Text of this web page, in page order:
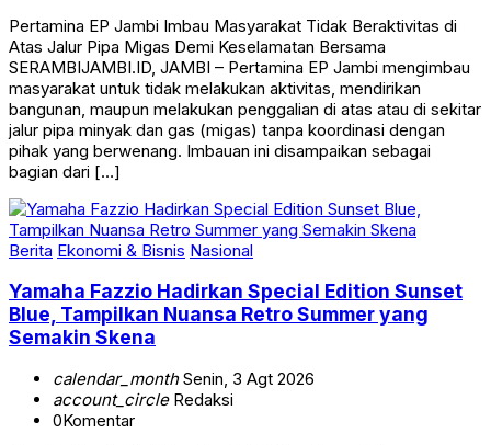
Pertamina EP Jambi Imbau Masyarakat Tidak Beraktivitas di
Atas Jalur Pipa Migas Demi Keselamatan Bersama
SERAMBIJAMBI.ID, JAMBI – Pertamina EP Jambi mengimbau
masyarakat untuk tidak melakukan aktivitas, mendirikan
bangunan, maupun melakukan penggalian di atas atau di sekitar
jalur pipa minyak dan gas (migas) tanpa koordinasi dengan
pihak yang berwenang. Imbauan ini disampaikan sebagai
bagian dari […]
Berita Ekonomi & Bisnis Nasional
Yamaha Fazzio Hadirkan Special Edition Sunset
Blue, Tampilkan Nuansa Retro Summer yang
Semakin Skena
calendar_monthSenin, 3 Agt 2026
account_circleRedaksi
0Komentar